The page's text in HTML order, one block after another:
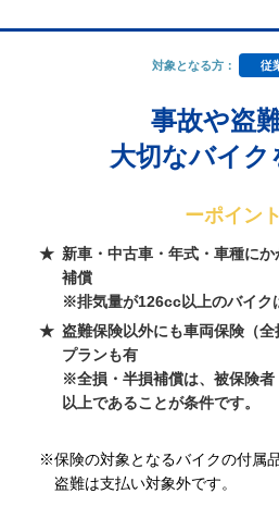
対象となる方： 従
事故や盗
大切なバイク
ーポイン
新車・中古車・年式・車種に
補償
※排気量が126cc以上のバイク
盗難保険以外にも車両保険（全
プランも有
※全損・半損補償は、被保険
以上であることが条件です。
※保険の対象となるバイクの付属
盗難は支払い対象外です。